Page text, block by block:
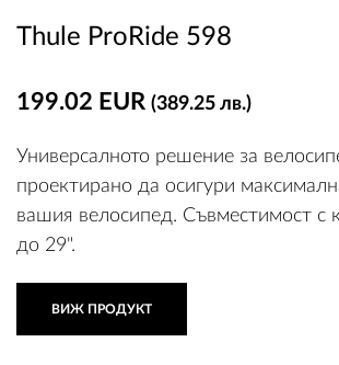
Thule ProRide 598
199.02 EUR (389.25 лв.)
Универсалното решение за
проектирано да осигури
вашия велосипед. Съвместимост с
до 29".
ВИЖ ПРОДУКТ